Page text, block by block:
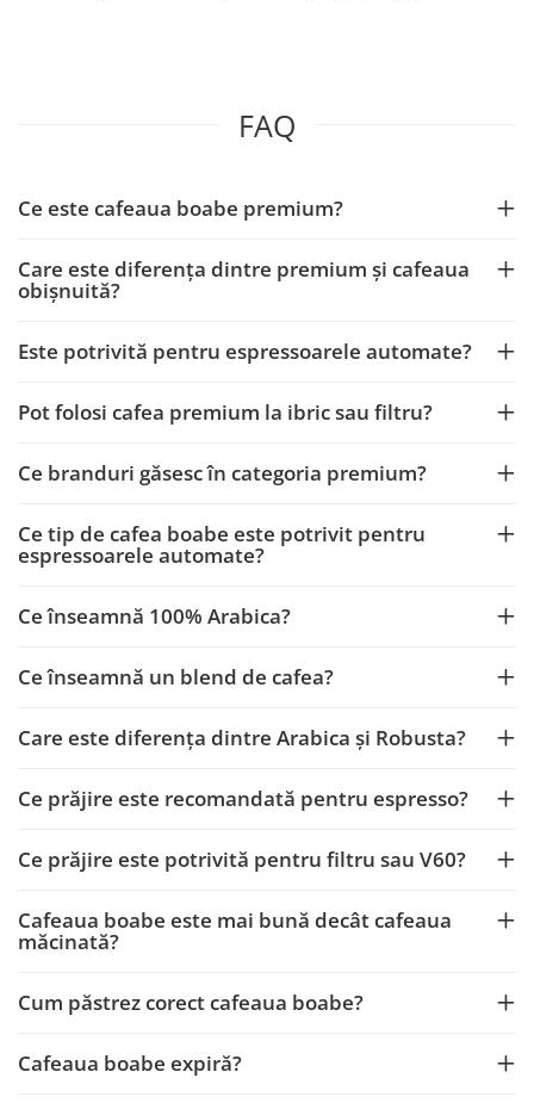
FAQ
Ce este cafeaua boabe premium?
Care este diferența dintre premium și cafeaua
obișnuită?
Este potrivită pentru espressoarele automate?
Pot folosi cafea premium la ibric sau filtru?
Ce branduri găsesc în categoria premium?
Ce tip de cafea boabe este potrivit pentru
espressoarele automate?
Ce înseamnă 100% Arabica?
Ce înseamnă un blend de cafea?
Care este diferența dintre Arabica și Robusta?
Ce prăjire este recomandată pentru espresso?
Ce prăjire este potrivită pentru filtru sau V60?
Cafeaua boabe este mai bună decât cafeaua
măcinată?
Cum păstrez corect cafeaua boabe?
Cafeaua boabe expiră?